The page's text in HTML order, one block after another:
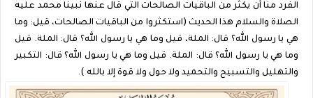
الفرد منا أن يكثر من الباقيات الصالحات التي قال عنها نبينا محمد عليه
الصلاة والسلام هذا الحديث (استكثروا من الباقيات الصالحات، قيل: وما
هي يا رسول الله؟ قال: الملة، قيل وما هي يا رسول الله؟ قال: الملة. قيل
وما هي يا رسول الله؟ قال: الملة. قيل وما هي يا رسول الله؟ قال: التكبير
والتهليل والتسبيح والتحميد ولا حول ولا قوة إلا بالله ).